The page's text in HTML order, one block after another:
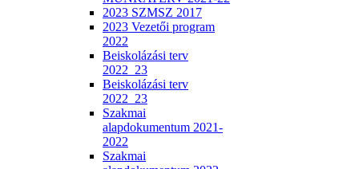
2023 SZMSZ 2017
2023 Vezetői program
2022
Beiskolázási terv
2022_23
Beiskolázási terv
2022_23
Szakmai
alapdokumentum 2021-
2022
Szakmai